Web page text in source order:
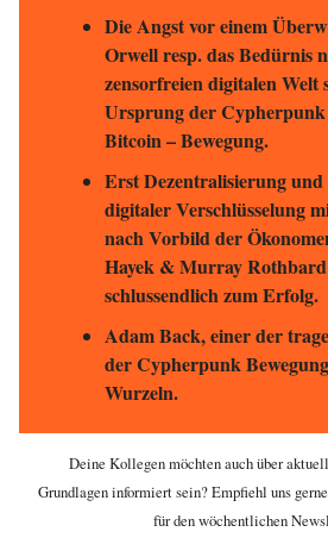
Die Angst vor einem
Orwell resp. das Bedürnis
zensorfreien digitalen Welt
Ursprung der
Bitcoin – Bewegung.
Erst Dezentralisierung
digitaler Verschlüsselung
nach Vorbild der
Hayek & Murray
schlussendlich zum Erfolg.
Adam Back, einer der
der Cypherpunk
Wurzeln.
Deine Kollegen möchten auch über
Grundlagen informiert sein? Empfiehl uns
für den wöchentlichen